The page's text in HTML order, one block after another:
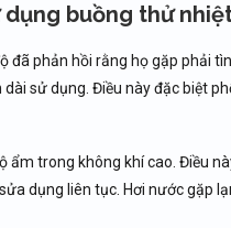
buồng thử
đã phản hồi rằng họ gặp phải
sử dụng. Điều này đặc biệt
ẩm trong không khí cao. Điều
dụng liên tục. Hơi nước gặp